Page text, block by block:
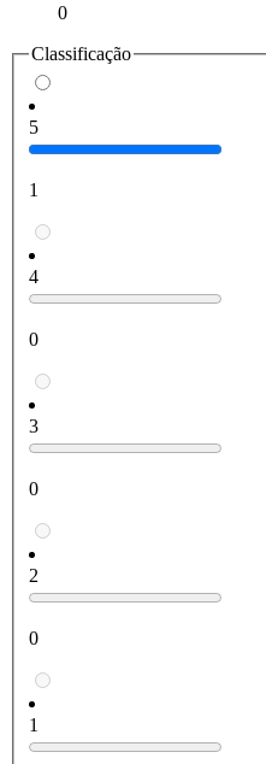
0
Classificação
5
1
4
0
3
0
2
0
1